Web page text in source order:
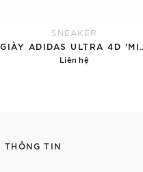
SNEAKER
Liên hệ
THÔNG TIN